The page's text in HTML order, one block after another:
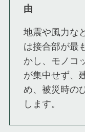
由
地震や風力な
は接合部が最
かし、モノコ
が集中せず、
め、被災時の
します。